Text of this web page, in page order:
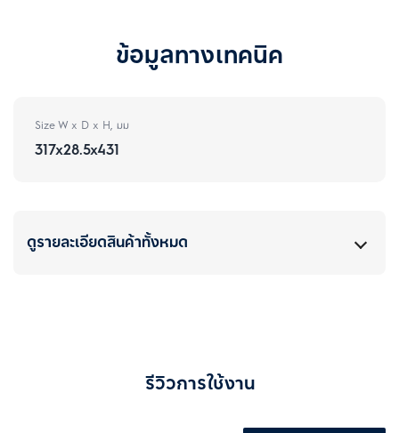
ข้อมูลทางเทคนิค
Size W x D x H, มม
317x28.5x431
ดูรายละเอียดสินค้าทั้งหมด
รีวิวการใช้งาน